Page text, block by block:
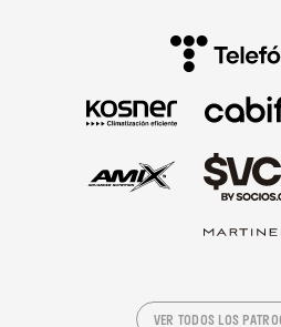
VER TODOS LOS